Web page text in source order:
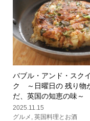
バブル・アンド・スク
ク ～日曜日の 残り物
だ、英国の知恵の味～
2025.11.15
グルメ 英国料理とお酒